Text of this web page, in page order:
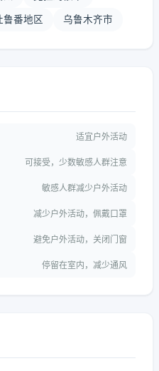
鲁番地区 乌鲁木齐市
适宜户外活动
可接受，少数敏感人群注意
敏感人群减少户外活动
减少户外活动，佩戴口罩
避免户外活动，关闭门窗
停留在室内，减少通风